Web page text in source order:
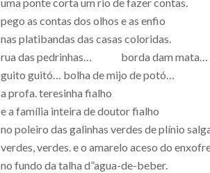
pego as contas dos olhos e as enfio
nas platibandas das casas coloridas.
rua das pedrinhas… borda dam mata…
guito guitó… bolha de mijo de potó…
a profa. teresinha fialho
e a família inteira de doutor fialho
no poleiro das galinhas verdes de plínio
verdes, verdes. e o amarelo aceso do
no fundo da talha d”agua-de-beber.